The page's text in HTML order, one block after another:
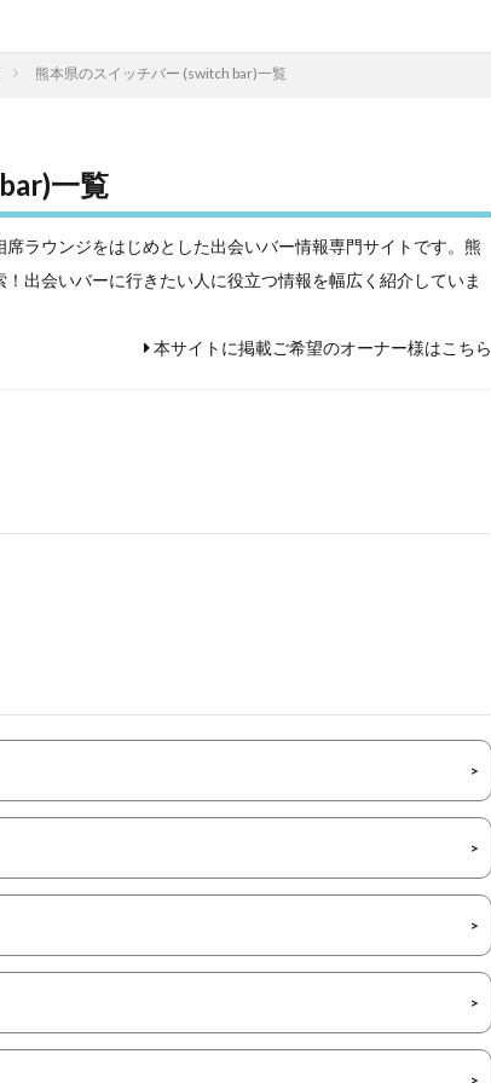
熊本県のスイッチバー (switch bar)一覧
一覧
ラウンジをはじめとした出会いバー情報専門サイトです。熊
出会いバーに行きたい人に役立つ情報を幅広く紹介していま
本サイトに掲載ご希望のオーナー様はこちら